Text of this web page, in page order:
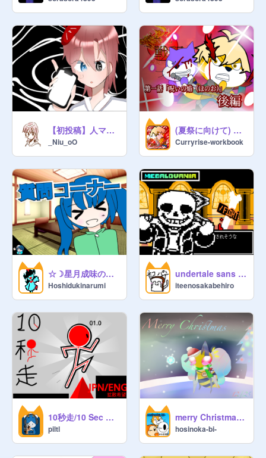
【初投稿】人マニア 歌ってみた
_Niu_oO
(夏祭に向けて) 炎血戦記 呪炎立志篇・第一話（後編）「呪いの焔（ほのお）」
Curryrise-workbook
☆☽星月成味の質問コーナー!☆☽
Hoshidukinarumi
undertale sans fight サンズ戦 my take
iteenosakabehiro
10秒走/10 Sec Run
piltl
merry Christmas beedrill ! クリスマスイラスト (デジタル)
hosinoka-bi-